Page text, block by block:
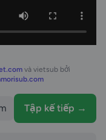
và vietsub bởi
Tập kế tiếp →